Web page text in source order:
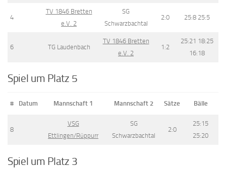
4
TV 1846 Bretten
e.V. 2
SG
Schwarzbachtal
2:0 25:8 25:5
6 TG Laudenbach
TV 1846 Bretten
e.V. 2
1:2
25:21 18:25
16:18
Spiel um Platz 5
# Datum Mannschaft 1 Mannschaft 2 Sätze Bälle
8
VSG
Ettlingen/Rüppurr
SG
Schwarzbachtal
2:0
25:15
25:20
Spiel um Platz 3